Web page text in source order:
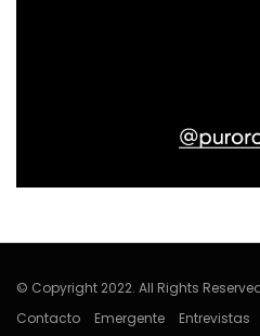
© Copyright 2022. All Rights
Contacto
Emergente Entrevistas